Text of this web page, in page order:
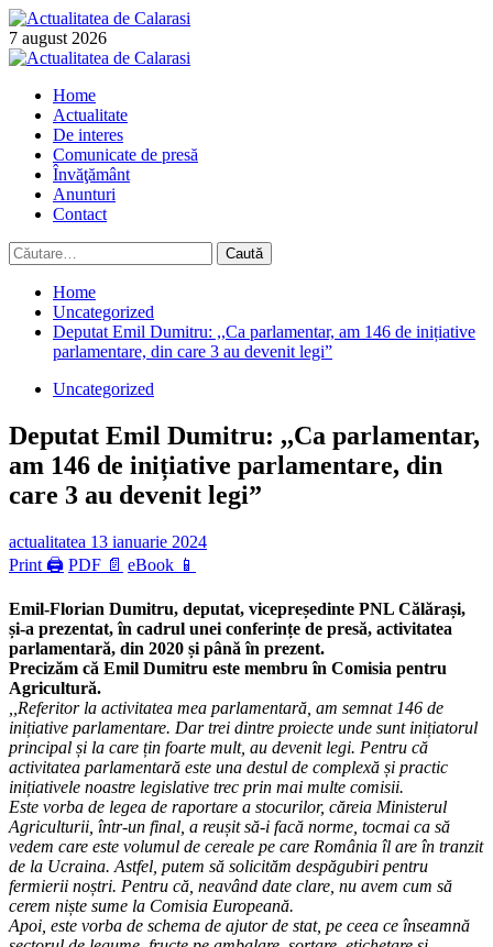
Skip
to
content
7 august 2026
Primary
Home
Actualitate
De interes
Comunicate de presă
Învăţământ
Anunturi
Contact
Caută
după:
Home
Uncategorized
Deputat Emil Dumitru: ,,Ca parlamentar, am 146 de inițiative
parlamentare, din care 3 au devenit legi”
Uncategorized
Deputat Emil Dumitru: ,,Ca parlamentar,
am 146 de inițiative parlamentare, din
care 3 au devenit legi”
actualitatea 13 ianuarie 2024
Print 🖨 PDF 📄 eBook 📱
Emil-Florian Dumitru, deputat, vicepreședinte PNL Călărași,
și-a prezentat, în cadrul unei conferințe de presă, activitatea
parlamentară, din 2020 și până în prezent.
Precizăm că Emil Dumitru este membru în Comisia pentru
Agricultură.
,,Referitor la activitatea mea parlamentară, am semnat 146 de
inițiative parlamentare. Dar trei dintre proiecte unde sunt inițiatorul
principal și la care țin foarte mult, au devenit legi. Pentru că
activitatea parlamentară este una destul de complexă și practic
inițiativele noastre legislative trec prin mai multe comisii.
Este vorba de legea de raportare a stocurilor, căreia Ministerul
Agriculturii, într-un final, a reușit să-i facă norme, tocmai ca să
vedem care este volumul de cereale pe care România îl are în tranzit
de la Ucraina. Astfel, putem să solicităm despăgubiri pentru
fermierii noștri. Pentru că, neavând date clare, nu avem cum să
cerem niște sume la Comisia Europeană.
Apoi, este vorba de schema de ajutor de stat, pe ceea ce înseamnă